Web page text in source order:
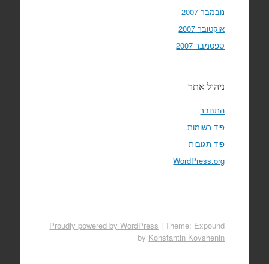
נובמבר 2007
אוקטובר 2007
ספטמבר 2007
ניהול אתר
התחבר
פיד רשומות
פיד תגובות
WordPress.org
Proudly powered by WordPress |Theme: Expound
by Konstantin Kovshenin